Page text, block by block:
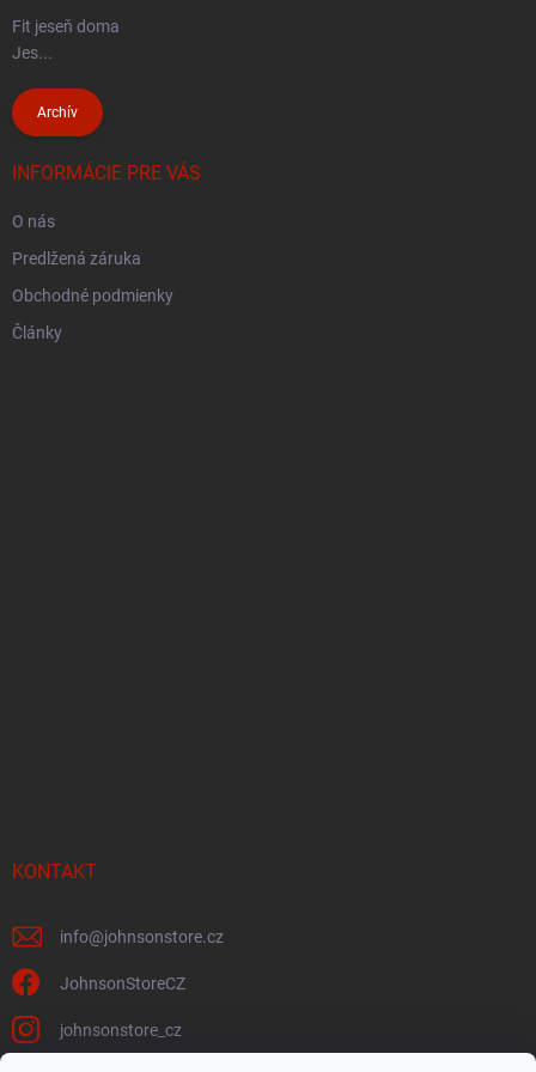
Fit jeseň doma
Jes...
Archív
INFORMÁCIE PRE VÁS
O nás
Predlžená záruka
Obchodné podmienky
Články
KONTAKT
info@johnsonstore.cz
JohnsonStoreCZ
johnsonstore_cz